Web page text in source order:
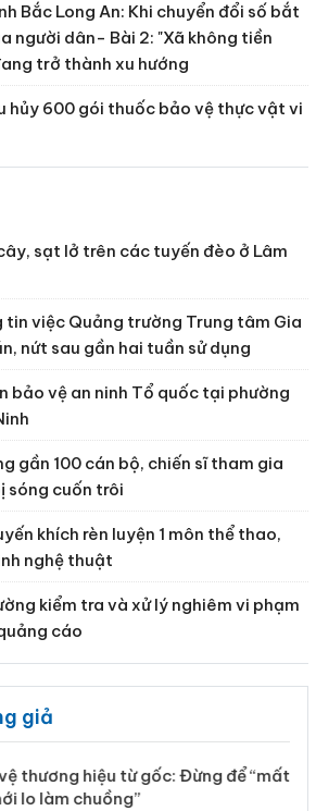
Bắc Long An: Khi chuyển đổi số bắt
người dân- Bài 2: "Xã không tiền
trở thành xu hướng
hủy 600 gói thuốc bảo vệ thực vật vi
sạt lở trên các tuyến đèo ở Lâm
tin việc Quảng trường Trung tâm Gia
nứt sau gần hai tuần sử dụng
bảo vệ an ninh Tổ quốc tại phường
gần 100 cán bộ, chiến sĩ tham gia
sóng cuốn trôi
khích rèn luyện 1 môn thể thao,
nghệ thuật
kiểm tra và xử lý nghiêm vi phạm
cáo
giả
vệ thương hiệu từ gốc: Đừng để
bò mới lo làm chuồng”